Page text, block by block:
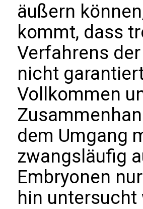
äußern
kommt, dass
Verfahrens
nicht
Vollkommen
dem Umgang
zwangsläufig
Embryonen
hin untersucht